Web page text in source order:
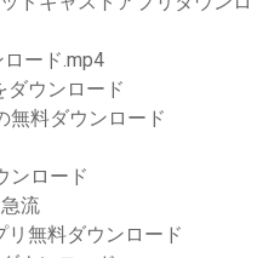
ード.mp4
ダウンロード
無料ダウンロード
ンロード
流
無料ダウンロード